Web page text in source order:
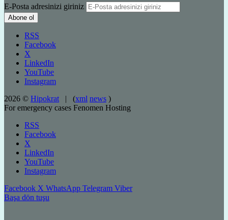
E-Posta adresinizi giriniz
RSS
Facebook
X
LinkedIn
YouTube
Instagram
2026 © Hipokrat | (xml news )
For emergency cases Fenomen Hosting
RSS
Facebook
X
LinkedIn
YouTube
Instagram
Facebook X WhatsApp Telegram Viber
Başa dön tuşu